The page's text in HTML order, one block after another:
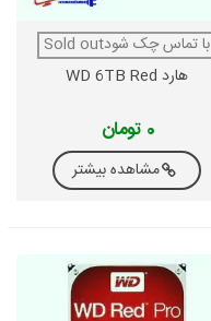
با تماس چک شودSold out
هارد WD 6TB Red
0 تومان
مشاهده بیشتر